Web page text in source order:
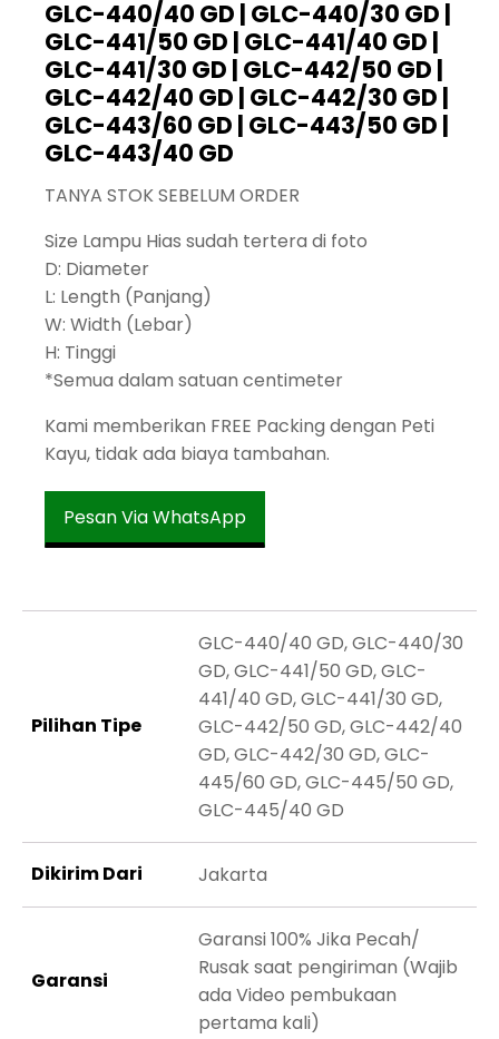
GLC-440/40 GD | GLC-440/30 GD |
GLC-441/50 GD | GLC-441/40 GD |
GLC-441/30 GD | GLC-442/50 GD |
GLC-442/40 GD | GLC-442/30 GD |
GLC-443/60 GD | GLC-443/50 GD |
GLC-443/40 GD
TANYA STOK SEBELUM ORDER
Size Lampu Hias sudah tertera di foto
D: Diameter
L: Length (Panjang)
W: Width (Lebar)
H: Tinggi
*Semua dalam satuan centimeter
Kami memberikan FREE Packing dengan Peti
Kayu, tidak ada biaya tambahan.
Pesan Via WhatsApp
Pilihan Tipe
GLC-440/40 GD, GLC-440/30
GD, GLC-441/50 GD, GLC-
441/40 GD, GLC-441/30 GD,
GLC-442/50 GD, GLC-442/40
GD, GLC-442/30 GD, GLC-
445/60 GD, GLC-445/50 GD,
GLC-445/40 GD
Dikirim Dari Jakarta
Garansi
Garansi 100% Jika Pecah/
Rusak saat pengiriman (Wajib
ada Video pembukaan
pertama kali)